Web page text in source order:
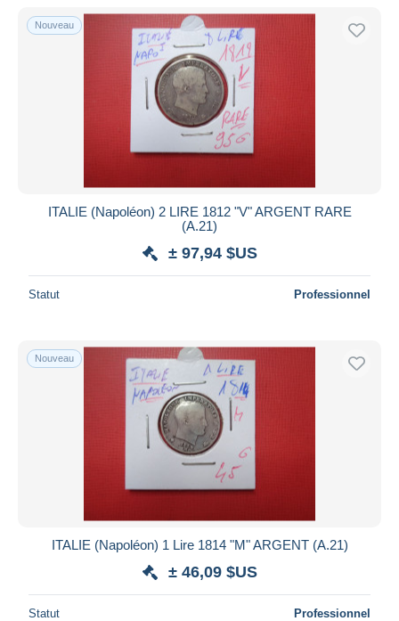
Uniquement en réduction
Livraison gratuite
Méthodes de paiement
Virement bancaire
Mastercard
Bancontact
Maestro
Monde entier
Appliquer
Nouveau
ITALIE (Napoléon) 2 LIRE 1812 "V" ARGENT RARE
(A.21)
± 97,94 $US
Statut Professionnel
Nouveau
ITALIE (Napoléon) 1 Lire 1814 "M" ARGENT (A.21)
± 46,09 $US
Statut Professionnel